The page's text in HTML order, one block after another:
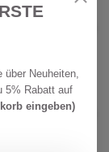
mit
CHF
mit
CHF
Neuheiten,
5% Rabatt auf
eingeben)